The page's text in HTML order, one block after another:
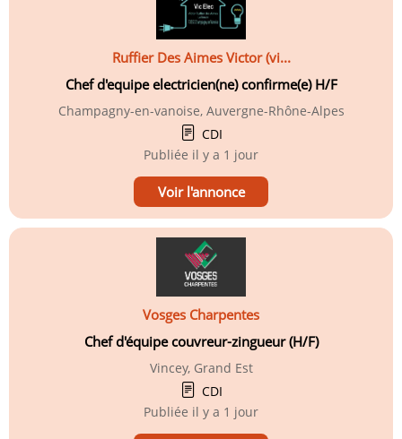
Ruffier Des Aimes Victor (vi...
Chef d'equipe electricien(ne) confirme(e) H/F
Champagny-en-vanoise, Auvergne-Rhône-Alpes
CDI
Publiée il y a 1 jour
Voir l'annonce
Vosges Charpentes
Chef d'équipe couvreur-zingueur (H/F)
Vincey, Grand Est
CDI
Publiée il y a 1 jour